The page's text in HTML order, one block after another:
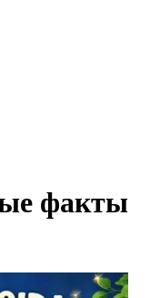
факты